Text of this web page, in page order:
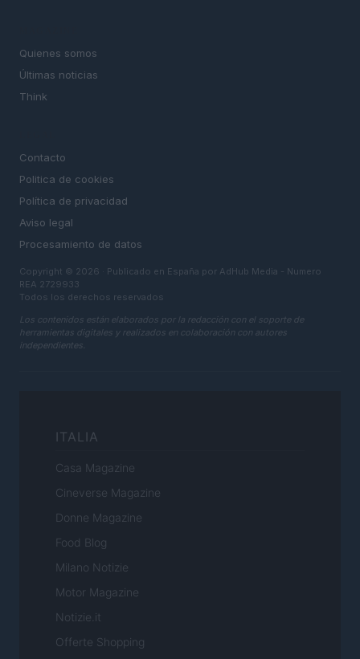
Quienes somos
Últimas noticias
Think
Contacto
Politica de cookies
Política de privacidad
Aviso legal
Procesamiento de datos
Copyright © 2026 · Publicado en España por AdHub Media - Numero
REA 2729933
Todos los derechos reservados
Los contenidos están elaborados por la redacción con el soporte de
herramientas digitales y realizados en colaboración con autores
independientes.
ITALIA
Casa Magazine
Cineverse Magazine
Donne Magazine
Food Blog
Milano Notizie
Motor Magazine
Notizie.it
Offerte Shopping